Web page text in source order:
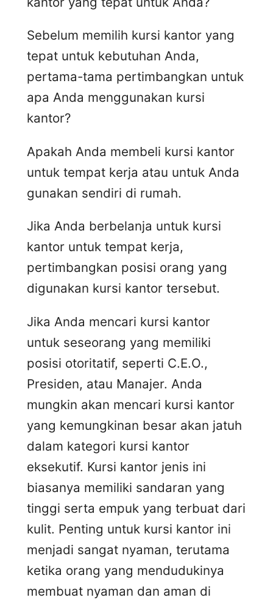
Sebelum memilih kursi kantor yang
tepat untuk kebutuhan Anda,
pertama-tama pertimbangkan untuk
apa Anda menggunakan kursi
kantor?
Apakah Anda membeli kursi kantor
untuk tempat kerja atau untuk Anda
gunakan sendiri di rumah.
Jika Anda berbelanja untuk kursi
kantor untuk tempat kerja,
pertimbangkan posisi orang yang
digunakan kursi kantor tersebut.
Jika Anda mencari kursi kantor
untuk seseorang yang memiliki
posisi otoritatif, seperti C.E.O.,
Presiden, atau Manajer. Anda
mungkin akan mencari kursi kantor
yang kemungkinan besar akan jatuh
dalam kategori kursi kantor
eksekutif. Kursi kantor jenis ini
biasanya memiliki sandaran yang
tinggi serta empuk yang terbuat dari
kulit. Penting untuk kursi kantor ini
menjadi sangat nyaman, terutama
ketika orang yang mendudukinya
membuat nyaman dan aman di